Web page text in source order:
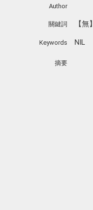
Author
關鍵詞 【無】
Keywords NIL
摘要